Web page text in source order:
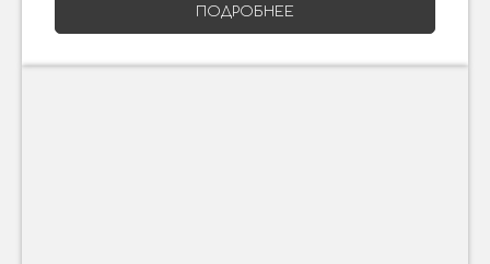
ПОДРОБНЕЕ